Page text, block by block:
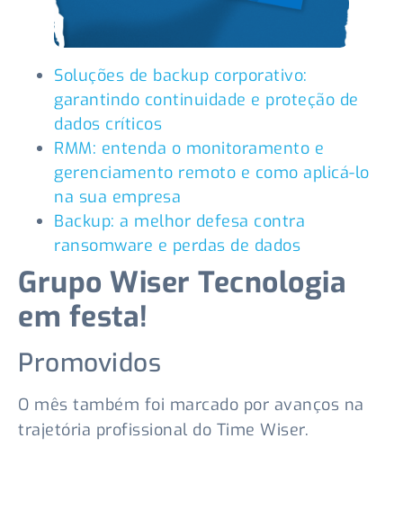
Soluções de backup corporativo:
garantindo continuidade e proteção de
dados críticos
RMM: entenda o monitoramento e
gerenciamento remoto e como aplicá-lo
na sua empresa
Backup: a melhor defesa contra
ransomware e perdas de dados
Grupo Wiser Tecnologia
em festa!
Promovidos
O mês também foi marcado por avanços na
trajetória profissional do Time Wiser.